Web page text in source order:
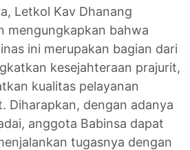
Letkol Kav Dhanang
mengungkapkan bahwa
ini merupakan bagian dari
kesejahteraan prajurit,
kualitas pelayanan
Diharapkan, dengan adanya
anggota Babinsa dapat
tugasnya dengan